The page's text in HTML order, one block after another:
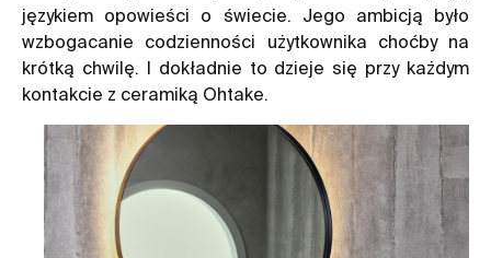
językiem opowieści o świecie. Jego ambicją było
wzbogacanie codzienności użytkownika choćby na
krótką chwilę. I dokładnie to dzieje się przy każdym
kontakcie z ceramiką Ohtake.